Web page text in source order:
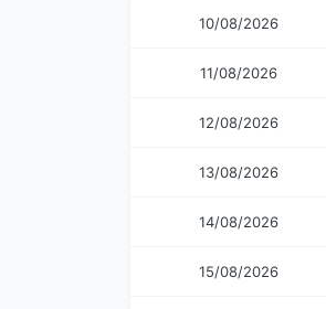
10/08/2026
11/08/2026
12/08/2026
13/08/2026
14/08/2026
15/08/2026